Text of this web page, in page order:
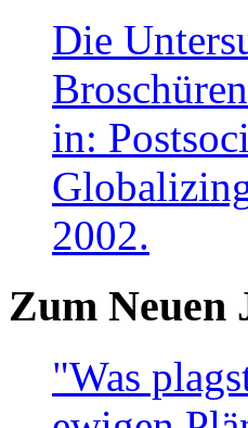
Die
in:
2002.
Zum Neuen
"Was